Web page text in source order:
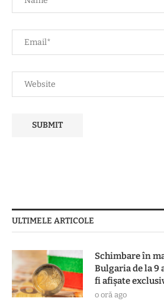
ULTIMELE ARTICOLE
Schimbare în
Bulgaria de la 9
fi afișate
o oră ago